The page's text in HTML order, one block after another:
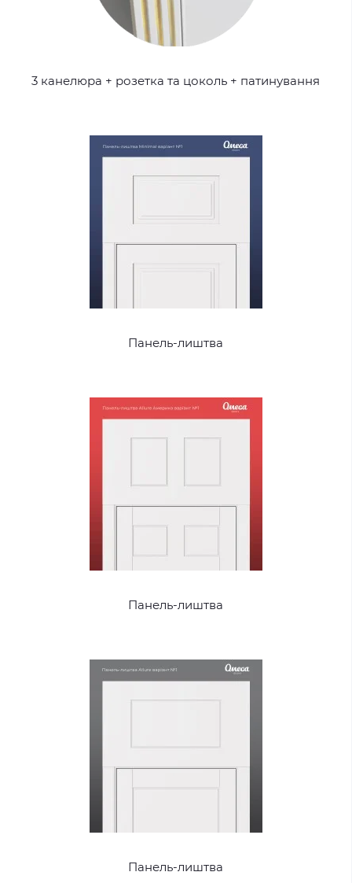
3 канелюра + розетка та цоколь + патинування
Панель-лиштва
Панель-лиштва
Панель-лиштва